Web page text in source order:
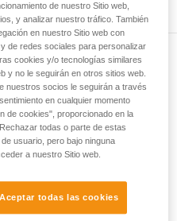
Confirme a
su capacidad para
solo y con total
de forma
relacionadas con
otras que no
noticias
de nuestro Sitio web,
y analizar nuestro tráfico. También
en nuestro Sitio web con
de redes sociales para personalizar
cookies y/o tecnologías similares
y no le seguirán en otros sitios web.
nuestros socios le seguirán a través
en cualquier momento
de cookies", proporcionado en la
todas o parte de estas
usuario, pero bajo ninguna
a nuestro Sitio web.
Aceptar todas las cookies